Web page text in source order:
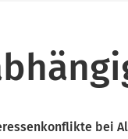
Interprofessionelle
Zurücksetzen
u.a. zu Lehr- undbei